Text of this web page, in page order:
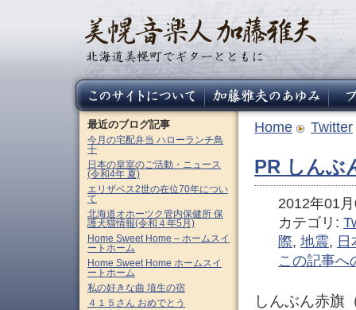
Home Twitter
PR しんぶ
2012年01
カテゴリ:
際, 地震, 日
この記事へ
しんぶん赤旗
最近のブログ記事
今月の宅配弁当 ハローランチ鳥
十
日本の皇室のご活動・ニュース
(令和4年 夏)
エリザベス2世の在位70年につい
て
北海道オホーツク管内保健所 保
護犬猫情報(令和４年5月)
Home Sweet Home – ホームスイ
ートホーム
Home Sweet Home ホームスイ
ートホーム
私の好きな曲 埴生の宿
４１５さん おめでとう